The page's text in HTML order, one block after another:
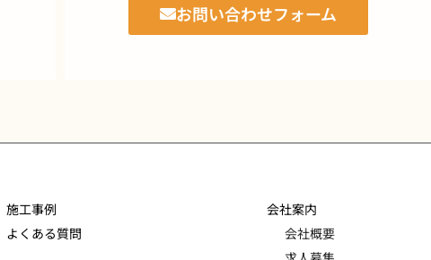
お問い合わせフォーム
施工事例
よくある質問
会社案内
会社概要